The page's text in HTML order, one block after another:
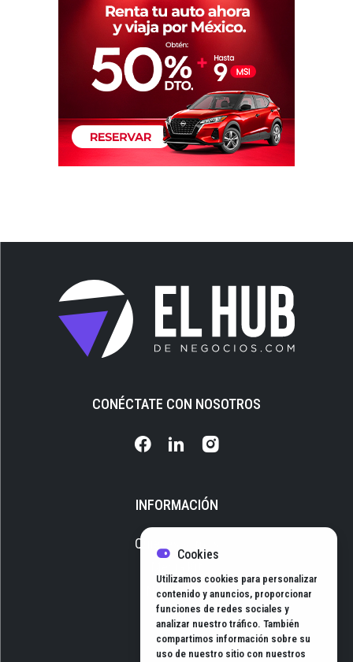
INFORMACIÓN
Quiénes somos
Newsletter
Contacto
CONÉCTATE CON NOSOTROS
Cookies
Utilizamos cookies para personalizar
contenido y anuncios, proporcionar
funciones de redes sociales y
analizar nuestro tráfico. También
compartimos información sobre su
uso de nuestro sitio con nuestros